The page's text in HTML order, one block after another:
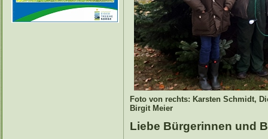
Foto von rechts: Karsten Schmidt,
Birgit Meier
Liebe Bürgerinnen und